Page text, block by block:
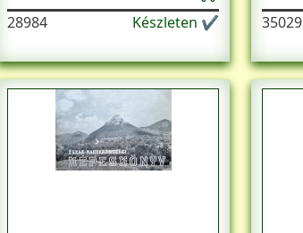
28984 Készleten ✔ 35029